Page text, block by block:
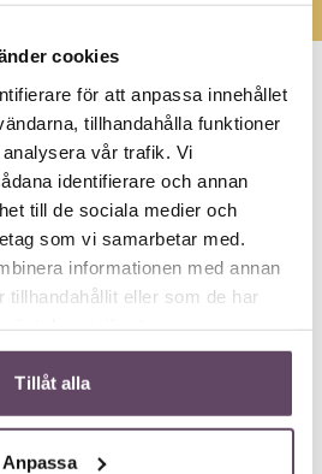
cookies
för att anpassa innehållet
tillhandahålla funktioner
vår trafik. Vi
identifierare och annan
till de sociala medier och
som vi samarbetar med.
informationen med annan
tillhandahållit eller som de har
Tillåt alla
Anpassa
för ett
möte!